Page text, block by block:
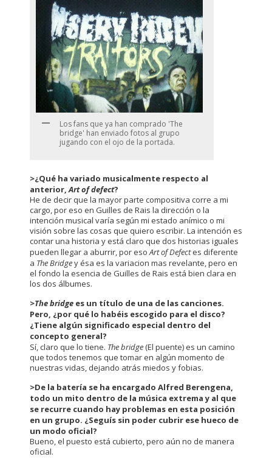
Los fans que ya han comprado 'The
bridge' han enviado fotos al grupo
jugando con el ojo de la portada.
>¿Qué ha variado musicalmente respecto al
anterior,Art of defect?
He de decir que la mayor parte compositiva corre a mi
cargo, por eso en Guilles de Rais la dirección o la
intención musical varía según mi estado anímico o mi
visión sobre las cosas que quiero escribir. La intención es
contar una historia y está claro que dos historias iguales
pueden llegar a aburrir, por esoArt of Defectes diferente
a The Bridgey ésa es la variacion mas revelante, pero en
el fondo la esencia de Guilles de Rais está bien clara en
los dos álbumes.
>The bridge es un título de una de las canciones.
Pero, ¿por qué lo habéis escogido para el disco?
¿Tiene algún significado especial dentro del
concepto general?
Sí, claro que lo tiene. The bridge (El puente) es un camino
que todos tenemos que tomar en algún momento de
nuestras vidas, dejando atrás miedos y fobias.
>De la batería se ha encargado Alfred Berengena,
todo un mito dentro de la música extrema y al que
se recurre cuando hay problemas en esta posición
en un grupo. ¿Seguís sin poder cubrir ese hueco de
un modo oficial?
Bueno, el puesto está cubierto, pero aún no de manera
oficial.